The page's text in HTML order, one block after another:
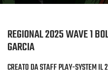
REGIONAL 2025 WAVE 1
GARCIA
CREATO DA STAFF PLAY-SYSTEM